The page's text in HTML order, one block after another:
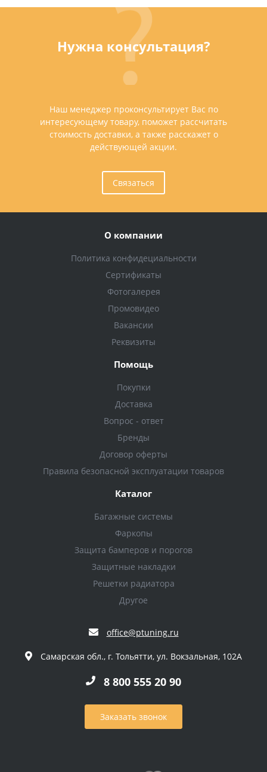
Нужна консультация?
Наш менеджер проконсультирует Вас по
интересующему товару, поможет рассчитать
стоимость доставки, а также расскажет о
действующей акции.
Связаться
О компании
Политика конфидециальности
Сертификаты
Фотогалерея
Промовидео
Вакансии
Реквизиты
Помощь
Покупки
Доставка
Вопрос - ответ
Бренды
Договор оферты
Правила безопасной эксплуатации товаров
Каталог
Багажные системы
Фаркопы
Защита бамперов и порогов
Защитные накладки
Решетки радиатора
Другое
office@ptuning.ru
Самарская обл., г. Тольятти, ул. Вокзальная, 102А
8 800 555 20 90
Заказать звонок